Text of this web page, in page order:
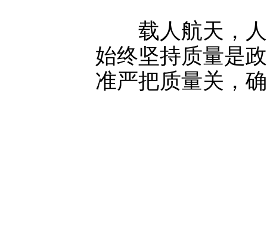
载人航天，人
始终坚持质量是
准严把质量关，